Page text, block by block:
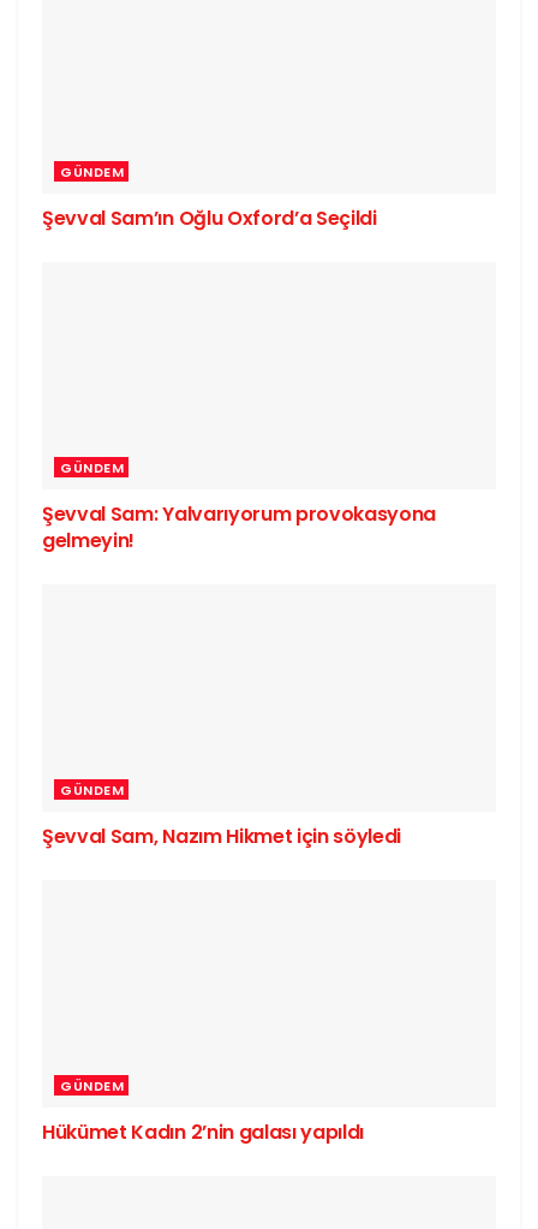
GÜNDEM
Şevval Sam’ın Oğlu Oxford’a Seçildi
GÜNDEM
Şevval Sam: Yalvarıyorum provokasyona
gelmeyin!
GÜNDEM
Şevval Sam, Nazım Hikmet için söyledi
GÜNDEM
Hükümet Kadın 2’nin galası yapıldı